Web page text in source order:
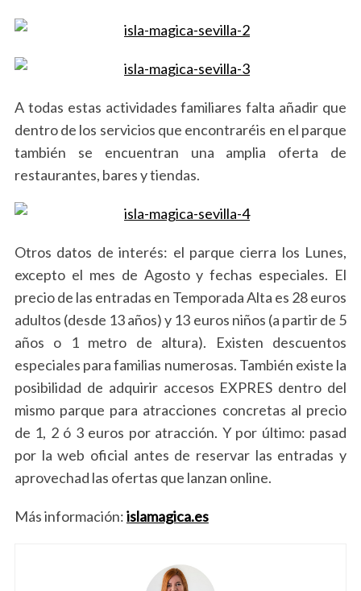
A todas estas actividades familiares falta añadir que
dentro de los servicios que encontraréis en el parque
también se encuentran una amplia oferta de
restaurantes, bares y tiendas.
Otros datos de interés: el parque cierra los Lunes,
excepto el mes de Agosto y fechas especiales. El
precio de las entradas en Temporada Alta es 28 euros
adultos (desde 13 años) y 13 euros niños (a partir de 5
años o 1 metro de altura). Existen descuentos
especiales para familias numerosas. También existe la
posibilidad de adquirir accesos EXPRES dentro del
mismo parque para atracciones concretas al precio
de 1, 2 ó 3 euros por atracción. Y por último: pasad
por la web oficial antes de reservar las entradas y
aprovechad las ofertas que lanzan online.
Más información:islamagica.es